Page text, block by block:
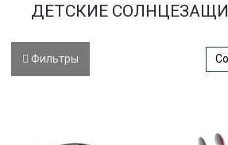
ДЕТСКИЕ
Фильтры